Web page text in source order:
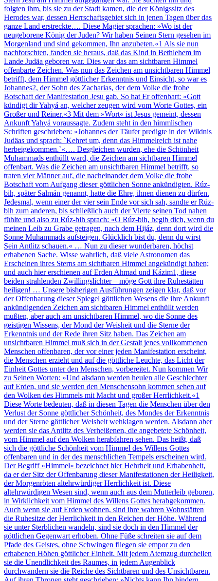
folgten ihm, bis sie zu der Stadt kamen, die der Königssitz des
Herodes war, dessen Herrschaftsgebiet sich in jenen Tagen über das
ganze Land erstreckte…. Diese Magier sprachen: »Wo ist der
neugeborene König der Juden? Wir haben Seinen Stern gesehen im
Morgenland und sind gekommen, Ihn anzubeten.«1 Als sie nun
nachforschten, fanden sie heraus, daß das Kind in Bethlehem im
Lande Judäa geboren war. Dies war das am sichtbaren Himmel
offenbarte Zeichen. Was nun das Zeichen am unsichtbaren Himmel
betrifft, dem Himmel göttlicher Erkenntnis und Einsicht, so war es
Johannes2, der Sohn des Zacharias, der dem Volke die frohe
Botschaft der Manifestation Jesu gab. So hat Er offenbart: »Gott
kündigt dir Yahyá an, welcher zeugen wird vom Worte Gottes, ein
Großer und Reiner.«3 Mit dem »Wort« ist Jesus gemeint, dessen
Ankunft Yahyá voraussagte. Zudem steht in den himmlischen
Schriften geschrieben: »Johannes der Täufer predigte in der Wildnis
Judäas und sprach: `Kehret um, denn das Himmelreich ist nahe
herbeigekommen.`«…. Desgleichen wurden, ehe die Schönheit
Muhammads enthüllt ward, die Zeichen am sichtbaren Himmel
offenbart. Was die Zeichen am unsichtbaren Himmel betrifft, so
traten vier Männer auf, die nacheinander dem Volke die frohe
Botschaft vom Aufgang dieser göttlichen Sonne ankündigten. Rúz-
bih, später Salmán genannt, hatte die Ehre, ihnen dienen zu dürfen.
Jedesmal, wenn einer der vier sein Ende vor sich sah, sandte er Rúz-
bih zum anderen, bis schließlich auch der Vierte seinen Tod nahen
fühlte und also zu Rúz-bih sprach: »O Rúz-bih, begib dich, wenn du
meinen Leib zu Grabe getragen, nach dem Hijáz, denn dort wird die
Sonne Muhammads aufsteigen. Glücklich bist du, denn du wirst
Sein Antlitz schauen.« … Nun zu dieser wunderbaren, höchst
erhabenen Sache. Wisse wahrlich, daß viele Astronomen das
Erscheinen ihres Sterns am sichtbaren Himmel angekündigt haben;
und auch hier erschienen auf Erden Ahmad und Kázim1, diese
beiden strahlenden Zwillingslichter – möge Gott ihre Ruhestätten
heiligen! … Unsere bisherigen Ausführungen zeigen klar, daß vor
der Offenbarung dieser Spiegel göttlichen Wesens die ihre Ankunft
ankündigenden Zeichen am sichtbaren Himmel enthüllt werden
mußten, aber auch am unsichtbaren Himmel, wo die Sonne des
geistigen Wissens, der Mond der Weisheit und die Sterne der
Erkenntnis und der Rede ihren Sitz haben. Das Zeichen am
unsichtbaren Himmel muß sich in der Gestalt jenes vollkommenen
Menschen offenbaren, der vor einer jeden Manifestation erscheint,
die Menschen erzieht und auf die göttliche Leuchte, das Licht der
Einheit Gottes unter den Menschen, vorbereitet. Nun kommen Wir
zu Seinen Worten: »Und alsdann werden heulen alle Geschlechter
auf Erden, und sie werden den Menschensohn kommen sehen auf
den Wolken des Himmels mit Macht und großer Herrlichkeit.«1
Diese Worte bedeuten, daß in diesen Tagen die Menschen über den
Verlust der Sonne göttlicher Schönheit, des Mondes der Erkenntnis
und der Sterne göttlicher Weisheit wehklagen werden. Alsdann aber
werden sie das Antlitz des Verheißenen, die angebetete Schönheit,
vom Himmel auf den Wolken herabfahren sehen. Das heißt, daß
sich die göttliche Schönheit vom Himmel des Willens Gottes
offenbaren und in der des menschlichen Tempels erscheinen wird.
Der Begriff »Himmel« bezeichnet hier Hehrheit und Erhabenheit,
da er der Sitz der Offenbarung dieser Manifestationen der Heiligkeit,
der Morgenröten altehrwürdiger Herrlichkeit ist. Diese
altehrwürdigen Wesen sind, wenn auch aus dem Mutterleib geboren,
in Wirklichkeit vom Himmel des Willens Gottes herabgekommen.
Auch wenn sie auf Erden wohnen, sind ihre wahren Wohnstätten
die Ruhesitze der Herrlichkeit in den Reichen der Höhe. Während
sie unter Sterblichen wandeln, sind sie doch in den Himmel der
göttlichen Gegenwart erhoben. Ohne Füße schreiten sie auf dem
Pfade des Geistes, ohne Schwingen fliegen sie empor zu den
erhabenen Höhen göttlicher Einheit. Mit jedem Atemzug durcheilen
sie die Unendlichkeit des Raumes, in jedem Augenblick
durchwandern sie die Reiche des Sichtbaren und des Unsichtbaren.